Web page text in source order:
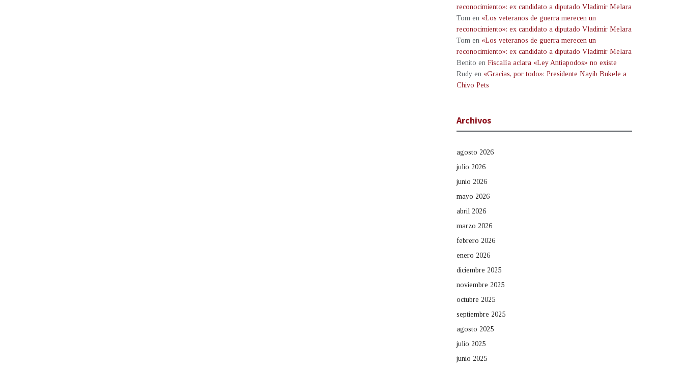
reconocimiento»: ex candidato a diputado Vladimir Melara
Tom en «Los veteranos de guerra merecen un
reconocimiento»: ex candidato a diputado Vladimir Melara
Tom en «Los veteranos de guerra merecen un
reconocimiento»: ex candidato a diputado Vladimir Melara
Benito en Fiscalía aclara «Ley Antiapodos» no existe
Rudy en «Gracias, por todo»: Presidente Nayib Bukele a
Chivo Pets
Archivos
agosto 2026
julio 2026
junio 2026
mayo 2026
abril 2026
marzo 2026
febrero 2026
enero 2026
diciembre 2025
noviembre 2025
octubre 2025
septiembre 2025
agosto 2025
julio 2025
junio 2025